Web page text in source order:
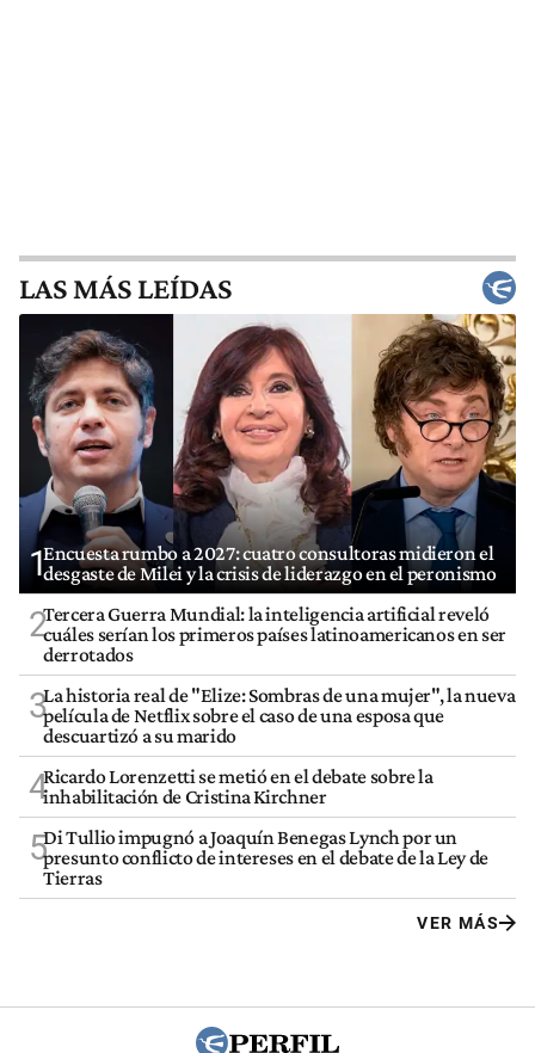
LAS MÁS LEÍDAS
1Encuesta rumbo a 2027: cuatro consultoras midieron el
desgaste de Milei y la crisis de liderazgo en el peronismo
2Tercera Guerra Mundial: la inteligencia artificial reveló
cuáles serían los primeros países latinoamericanos en ser
derrotados
3La historia real de "Elize: Sombras de una mujer", la nueva
película de Netflix sobre el caso de una esposa que
descuartizó a su marido
4Ricardo Lorenzetti se metió en el debate sobre la
inhabilitación de Cristina Kirchner
5Di Tullio impugnó a Joaquín Benegas Lynch por un
presunto conflicto de intereses en el debate de la Ley de
Tierras
VER MÁS